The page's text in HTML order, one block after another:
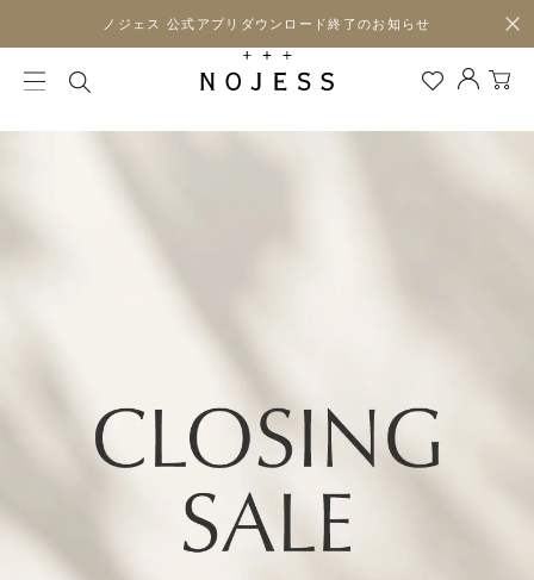
ノジェス 公式アプリダウンロード終了のお知らせ